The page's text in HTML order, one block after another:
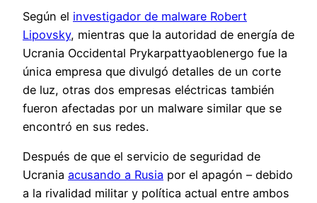
Según el investigador de malware Robert
Lipovsky, mientras que la autoridad de energía de
Ucrania Occidental Prykarpattyaoblenergo fue la
única empresa que divulgó detalles de un corte
de luz, otras dos empresas eléctricas también
fueron afectadas por un malware similar que se
encontró en sus redes.
Después de que el servicio de seguridad de
Ucrania acusando a Rusia por el apagón – debido
a la rivalidad militar y política actual entre ambos